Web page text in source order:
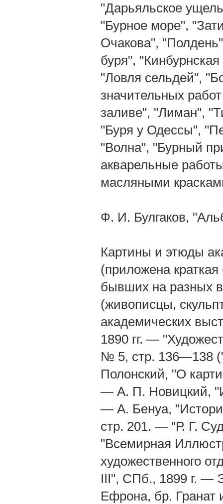
"Дарьяльское
"Бурное море",
Очакова",
буря",
"Ловля сельдей",
значительных
заливе", "Лиман",
"Буря у Одессы",
"Волна", "Бурный
акварельные
масляными
Ф. И. Булгаков,
Картины и этюды
(приложена
бывших на разных
(живописцы,
академических
1890 гг. —
№ 5, стр. 136—138
Полонский, "О
— А. П. Новицкий,
— А. Бенуа,
стр. 201. — "Р. Г.
"Всемирная
художественного
III", СПб., 1899 г. —
Ефрона, бр. Гранат